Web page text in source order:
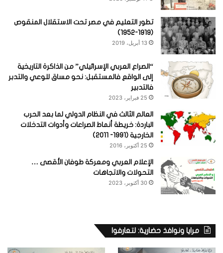
تطور التعليم في مصر تحت الاستقلال المنقوص
(1919-1952)
13 أبريل، 2019
“الصراع العربي الإسرائيلي” من الذاكرة التاريخية
إلى الواقع فالمستقبل: نحو مساق للوعي والتدبر
فالتدبير
25 فبراير، 2023
العالم الثالث في النظام الدولي لما بعد الحرب
الباردة: خريطة أنماط الصراعات وأدوات التدخلات
الخارجية (1991- 2011)
25 أكتوبر، 2016
الإعلام العربي ومعركة طوفان الأقصى …
التحولات والاتجاهات
30 أكتوبر، 2023
مرايا ونوافذ حضارية: لتعارفوا